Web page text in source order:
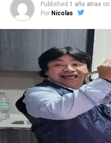
Published 1 año atras on
Por Nicolas